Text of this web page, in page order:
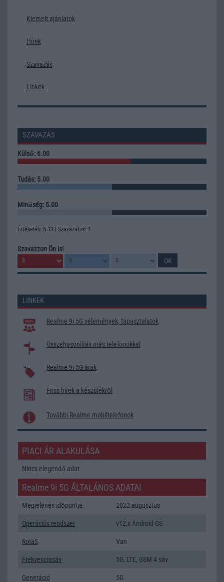
Kiemelt ajánlatok
Hírek
Szavazás
Linkek
SZAVAZÁS
Külső: 6.00
Tudás: 5.00
Minőség: 5.00
Értékelés: 5.33 | Szavazatok: 1
Szavazzon Ön is!
LINKEK
Realme 9i 5G vélemények, tapasztalatok
Összehasonlítás más telefonokkal
Realme 9i 5G árak
Friss hírek a készülékről
További Realme mobiltelefonok
PIACI ÁR ALAKULÁSA
Nincs elegendő adat
Realme 9i 5G ÁLTALÁNOS ADATAI
Megjelenés időpontja 2022 augusztus
Operációs rendszer v12,x Android OS
RotaS Van
Frekvenciasáv 5G, LTE, GSM 4 sáv
Generáció 5G